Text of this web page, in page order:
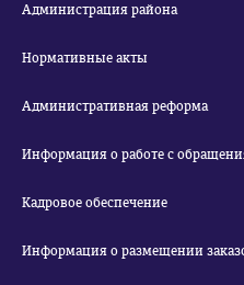
Администрация района
Нормативные акты
Административная реформа
Информация о работе с
Кадровое обеспечение
Информация о размещении